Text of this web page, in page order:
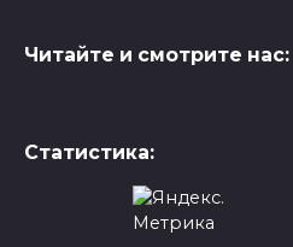
Читайте и смотрите нас:
Статистика: